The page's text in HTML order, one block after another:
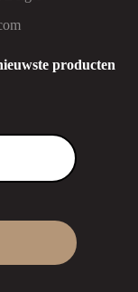
producten